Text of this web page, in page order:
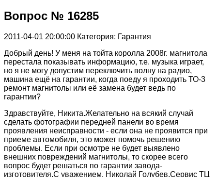
Вопрос № 16285
2011-04-01 20:00:00 Категория: Гарантия
Добрый день! У меня на тойта королла 2008г. магнитола
перестала показывать информацию, т.е. музыка играет,
но я не могу допустим переключить волну на радио,
машина ещё на гарантии, когда поеду я проходить ТО-3
ремонт магнитолы или её замена будет ведь по
гарантии?
Здравствуйте, Никита.Желательно на всякий случай
сделать фотографии передней панели во время
проявления неисправности - если она не проявится при
приеме автомобиля, это может помочь решению
проблемы. Если при осмотре не будет выявлено
внешних повреждений магнитолы, то скорее всего
вопрос будет решаться по гарантии завода-
изготовителя.С уважением, Николай Голубев,Сервис ТЦ